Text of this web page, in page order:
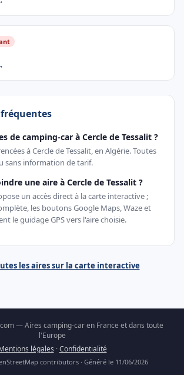
fréquentes
de camping-car à Cercle de Tessalit ?
à Cercle de Tessalit, en Algérie. Toutes
sans information de tarif.
une aire à Cercle de Tessalit ?
un accès direct à la carte interactive ;
les boutons Google Maps, Waze et
le guidage GPS vers l'aire choisie.
les aires sur la carte interactive
— Aires camping-car en France et dans toute
l'Europe
légales ·Confidentialité
contributors · Généré le 11/06/2026